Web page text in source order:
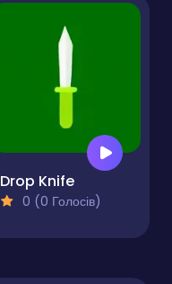
Drop Knife
0 (0 Голосів)